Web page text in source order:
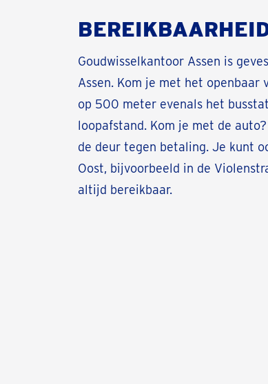
Goudwisselkantoor Assen is
Assen. Kom je met het
op 500 meter evenals het
loopafstand. Kom je met de
de deur tegen betaling. Je kunt
Oost, bijvoorbeeld in de
altijd bereikbaar.